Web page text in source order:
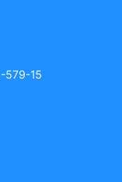
579-15